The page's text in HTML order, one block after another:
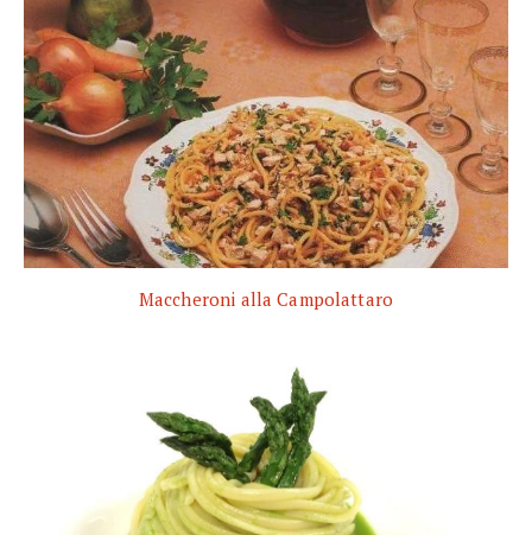
Maccheroni alla Campolattaro